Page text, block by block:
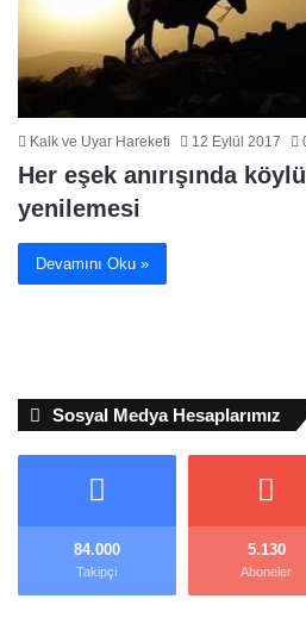
Kalk ve Uyar Hareketi 12 Eylül 2017
Her eşek anırışında
yenilemesi
Devamını Oku »
Sosyal Medya Hesaplarımız
84.000
Takipçi
5.130
Aboneler